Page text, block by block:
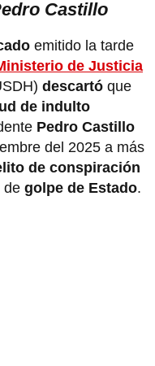
Castillo
emitido la tarde
de Justicia
descartó que
de indulto
Pedro Castillo
del 2025 a más
de conspiración
de golpe de Estado.